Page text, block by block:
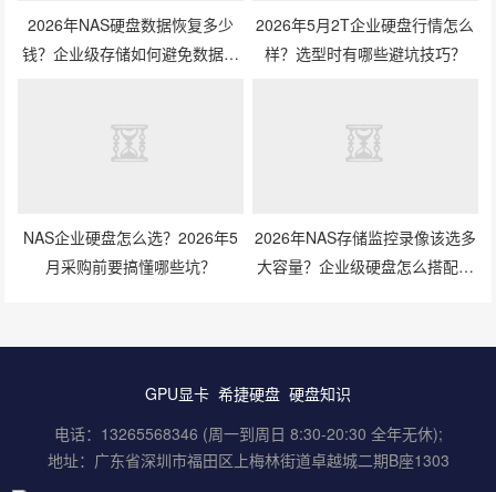
2026年NAS硬盘数据恢复多少
钱？企业级存储如何避免数据丢
2026年5月2T企业硬盘行情怎么
样？选型时有哪些避坑技巧？
NAS企业硬盘怎么选？2026年5
月采购前要搞懂哪些坑？
2026年NAS存储监控录像该选多
大容量？企业级硬盘怎么搭配才
GPU显卡 希捷硬盘 硬盘知识
电话：13265568346 (周一到周日 8:30-20:30 全年无休);
地址：广东省深圳市福田区上梅林街道卓越城二期B座1303